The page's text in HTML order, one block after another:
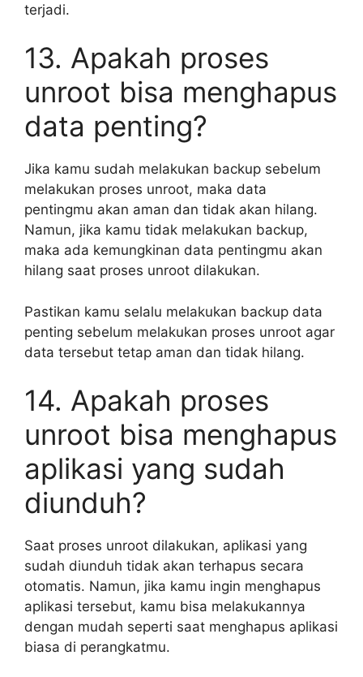
terjadi.
13. Apakah proses
unroot bisa menghapus
data penting?
Jika kamu sudah melakukan backup sebelum
melakukan proses unroot, maka data
pentingmu akan aman dan tidak akan hilang.
Namun, jika kamu tidak melakukan backup,
maka ada kemungkinan data pentingmu akan
hilang saat proses unroot dilakukan.
Pastikan kamu selalu melakukan backup data
penting sebelum melakukan proses unroot agar
data tersebut tetap aman dan tidak hilang.
14. Apakah proses
unroot bisa menghapus
aplikasi yang sudah
diunduh?
Saat proses unroot dilakukan, aplikasi yang
sudah diunduh tidak akan terhapus secara
otomatis. Namun, jika kamu ingin menghapus
aplikasi tersebut, kamu bisa melakukannya
dengan mudah seperti saat menghapus aplikasi
biasa di perangkatmu.